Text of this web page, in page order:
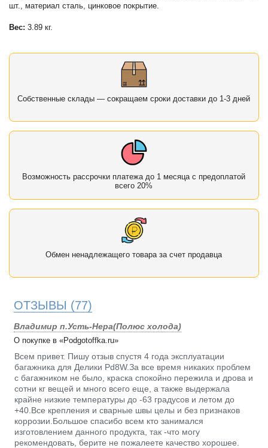
шт., материал сталь, цинковое покрытие.
Вес: 3.89 кг.
Собственные склады — сокращаем сроки доставки до 1-3 дней
Возможность рассрочки платежа до 1 месяца с предоплатой
всего 20%
Обмен ненадлежащего товара за счет продавца
ОТЗЫВЫ (77)
Владимир п.Усть-Нера(Полюс холода)
О покупке в «Podgotoffka.ru»
Всем привет. Пишу отзыв спустя 4 года эксплуатации
багажника для Делики Pd8W.За все время никаких проблем
с багажником не было, краска спокойно пережила и дрова и
сотни кг вещей и много всего еще, а также выдержала
крайне низкие температуры до -63 градусов и летом до
+40.Все крепления и сварные швы целы и без признаков
коррозии.Большое спасибо всем кто занимался
изготовлением данного продукта, так -что могу
рекомендовать, берите не пожалеете качество хорошее.